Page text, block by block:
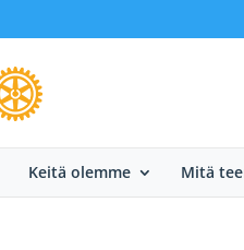
Keitä olemme Mitä